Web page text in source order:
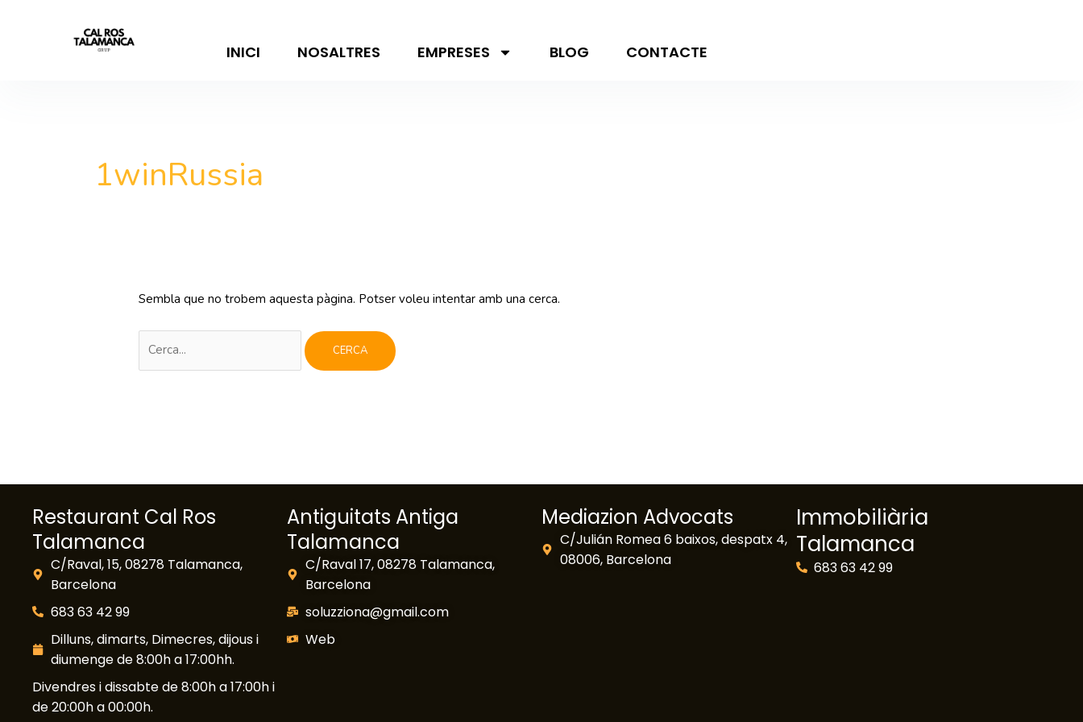
INICI NOSALTRES EMPRESES BLOG CONTACTE
1winRussia
Sembla que no trobem aquesta pàgina. Potser voleu intentar amb una cerca.
Restaurant Cal Ros
Talamanca
C/Raval, 15, 08278 Talamanca,
Barcelona
683 63 42 99
Dilluns, dimarts, Dimecres, dijous i
diumenge de 8:00h a 17:00hh.
Divendres i dissabte de 8:00h a 17:00h i
de 20:00h a 00:00h.
Antiguitats Antiga
Talamanca
C/Raval 17, 08278 Talamanca,
Barcelona
soluzziona@gmail.com
Web
Mediazion Advocats
C/Julián Romea 6 baixos, despatx 4,
08006, Barcelona
Immobiliària
Talamanca​
683 63 42 99​